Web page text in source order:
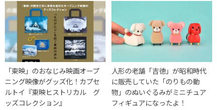
「東映」のおなじみ映画オープ
ニング映像がグッズ化！カプセ
ルトイ『東映ヒストリカル グ
ッズコレクション』
人形の老舗「吉徳」が昭和時代
に販売していた「のりもの動
物」のぬいぐるみがミニチュア
フィギュアになったよ！